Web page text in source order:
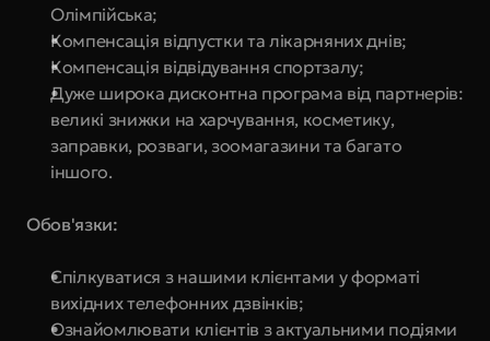
Олімпійська;
Компенсація відпустки та лікарняних днів;
Компенсація відвідування спортзалу;
Дуже широка дисконтна програма від партнерів:
великі знижки на харчування, косметику,
заправки, розваги, зоомагазини та багато
іншого.
Обов'язки:
Спілкуватися з нашими клієнтами у форматі
вихідних телефонних дзвінків;
Ознайомлювати клієнтів з актуальними подіями